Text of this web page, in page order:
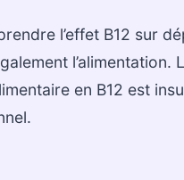
l’effet B12 sur
en B12 est